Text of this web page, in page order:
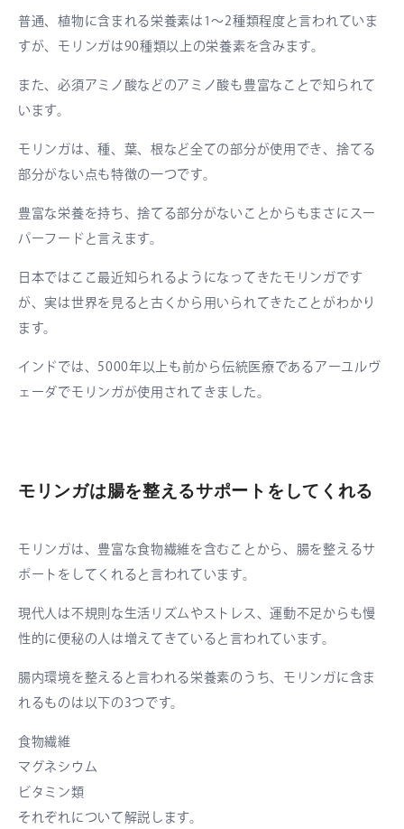
普通、植物に含まれる栄養素は1～2種類程度と言われていま
すが、モリンガは90種類以上の栄養素を含みます。
また、必須アミノ酸などのアミノ酸も豊富なことで知られて
います。
モリンガは、種、葉、根など全ての部分が使用でき、捨てる
部分がない点も特徴の一つです。
豊富な栄養を持ち、捨てる部分がないことからもまさにスー
パーフードと言えます。
日本ではここ最近知られるようになってきたモリンガです
が、実は世界を見ると古くから用いられてきたことがわかり
ます。
インドでは、5000年以上も前から伝統医療であるアーユルヴ
ェーダでモリンガが使用されてきました。
モリンガは腸を整えるサポートをしてくれる
モリンガは、豊富な食物繊維を含むことから、腸を整えるサ
ポートをしてくれると言われています。
現代人は不規則な生活リズムやストレス、運動不足からも慢
性的に便秘の人は増えてきていると言われています。
腸内環境を整えると言われる栄養素のうち、モリンガに含ま
れるものは以下の3つです。
食物繊維
マグネシウム
ビタミン類
それぞれについて解説します。